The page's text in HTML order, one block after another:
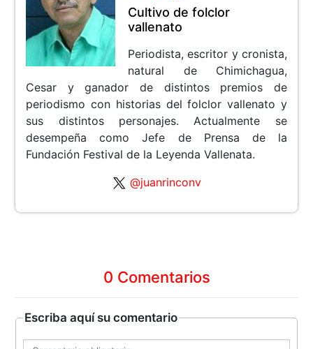
Cultivo de folclor
vallenato
Periodista, escritor y cronista,
natural de Chimichagua,
Cesar y ganador de distintos premios de
periodismo con historias del folclor vallenato y
sus distintos personajes. Actualmente se
desempeña como Jefe de Prensa de la
Fundación Festival de la Leyenda Vallenata.
@juanrinconv
0 Comentarios
Escriba aquí su comentario